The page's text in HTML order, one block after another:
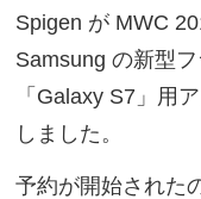
Spigen が MWC
Samsung の新型
「Galaxy S7」用
しました。
予約が開始された